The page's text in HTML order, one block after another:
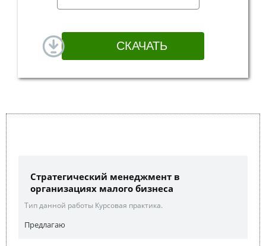
Стратегический менеджмент в
организациях малого бизнеса
Тип данной работы Курсовая практика.
Предлагаю